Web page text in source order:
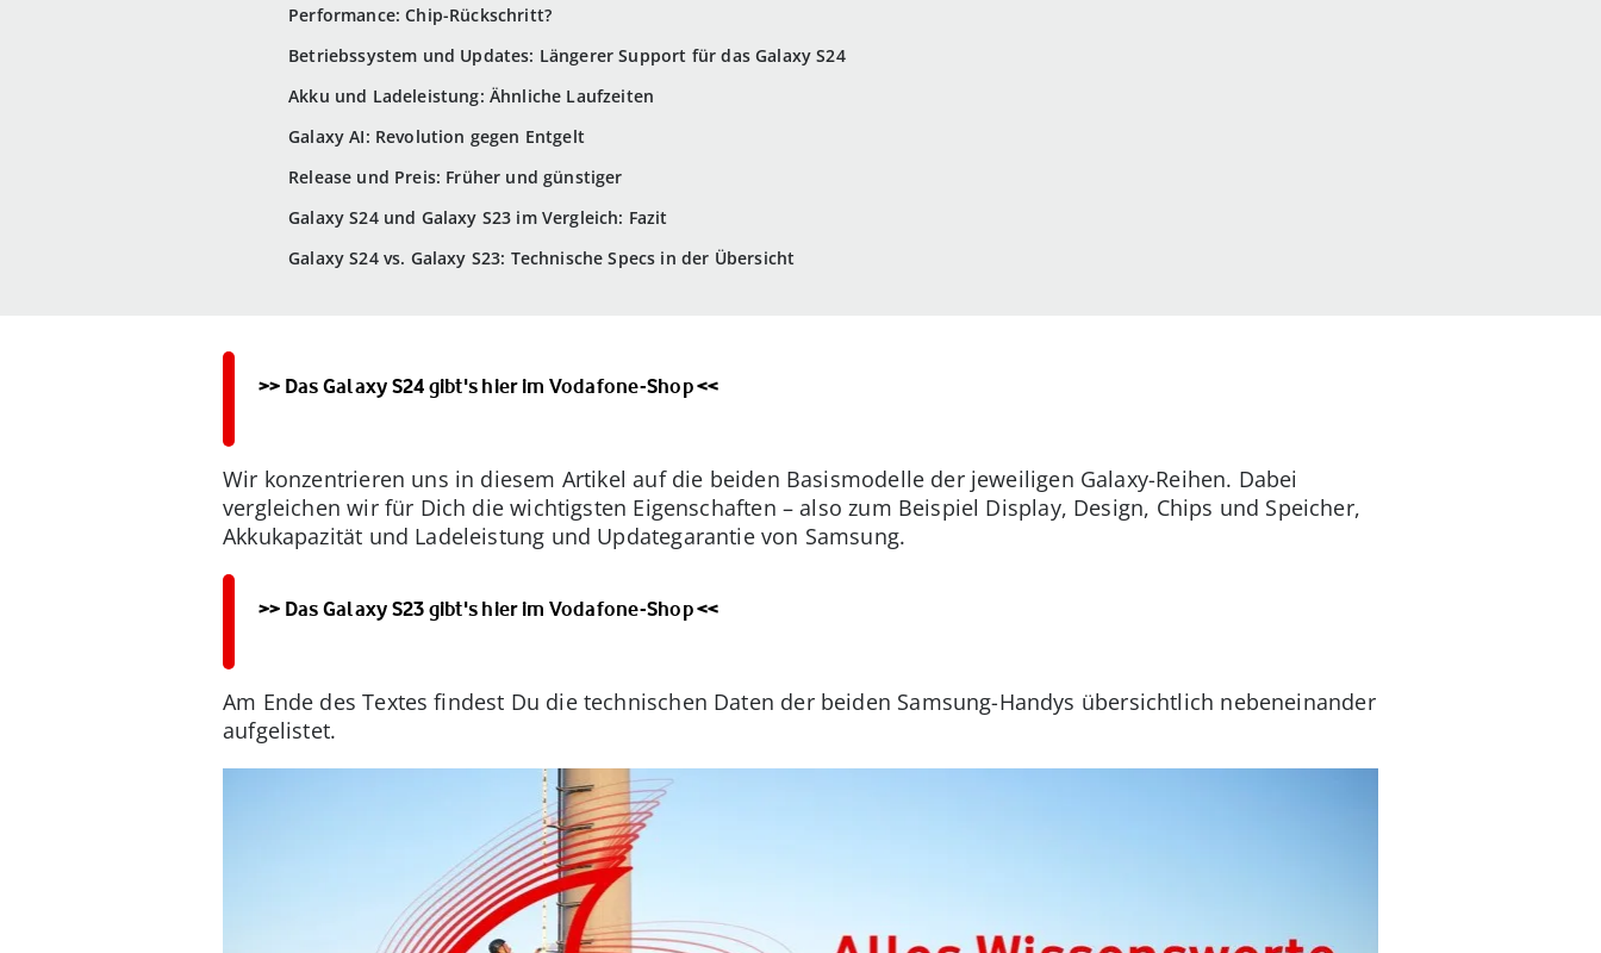
Performance: Chip-Rückschritt?
Betriebssystem und Updates: Längerer Support für das Galaxy S24
Akku und Ladeleistung: Ähnliche Laufzeiten
Galaxy AI: Revolution gegen Entgelt
Release und Preis: Früher und günstiger
Galaxy S24 und Galaxy S23 im Vergleich: Fazit
Galaxy S24 vs. Galaxy S23: Technische Specs in der Übersicht
>> Das Galaxy S24 gibt's hier im Vodafone-Shop <<
Wir konzentrieren uns in diesem Artikel auf die beiden Basismodelle der jeweiligen Galaxy-Reihen. Dabei
vergleichen wir für Dich die wichtigsten Eigenschaften – also zum Beispiel Display, Design, Chips und Speicher,
Akkukapazität und Ladeleistung und Updategarantie von Samsung.
>> Das Galaxy S23 gibt's hier im Vodafone-Shop <<
Am Ende des Textes findest Du die technischen Daten der beiden Samsung-Handys übersichtlich nebeneinander
aufgelistet.